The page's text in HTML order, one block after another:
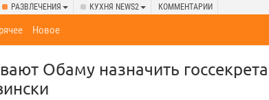
РАЗВЛЕЧЕНИЯ КУХНЯ NEWS2 КОММЕНТАРИИ
Новое
Обаму назначить